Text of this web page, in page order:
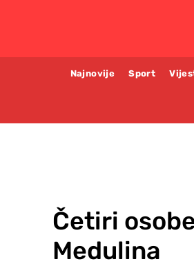
Najnovije Sport
Četiri
Medulina